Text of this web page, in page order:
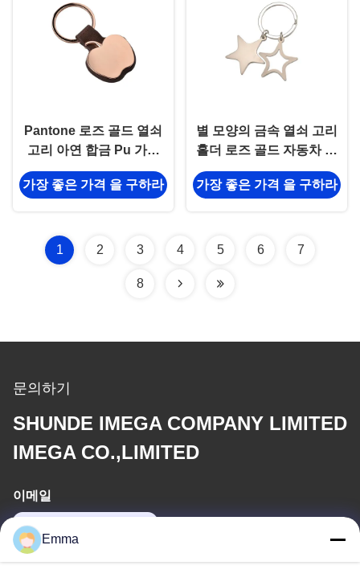
Pantone 로즈 골드 열쇠
고리 아연 합금 Pu 가죽
열쇠 고리
가장 좋은 가격 을 구하라
별 모양의 금속 열쇠 고리
홀더 로즈 골드 자동차 열
쇠 고리 홀더 UV 인쇄
가장 좋은 가격 을 구하라
1 2 3 4 5 6 7
8
문의하기
SHUNDE IMEGA COMPANY LIMITED
IMEGA CO.,LIMITED
이메일
Emma